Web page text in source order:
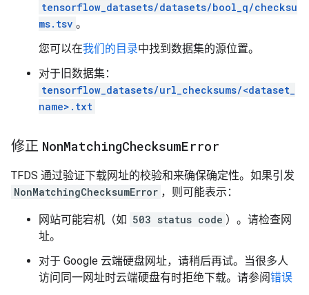
tensorflow_datasets/datasets/bool_q/checksu
ms.tsv 。
您可以在我们的目录中找到数据集的源位置。
对于旧数据集：
tensorflow_datasets/url_checksums/<dataset_
name>.txt
修正 NonMatchingChecksumError
TFDS 通过验证下载网址的校验和来确保确定性。如果引发
NonMatchingChecksumError ，则可能表示：
网站可能宕机（如 503 status code ）。请检查网
址。
对于 Google 云端硬盘网址，请稍后再试。当很多人
访问同一网址时云端硬盘有时拒绝下载。请参阅错误